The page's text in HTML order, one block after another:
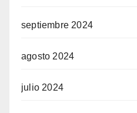
septiembre 2024
agosto 2024
julio 2024